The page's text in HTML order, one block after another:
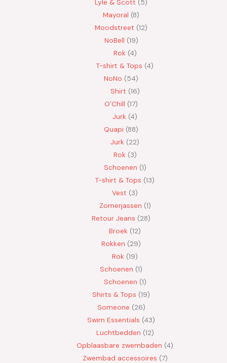
Lyle & Scott
5
Mayoral 8
Moodstreet 12
NoBell 19
Rok 4
T-shirt & Tops 4
NoNo
54
Shirt 16
O'Chill 17
Jurk 4
Quapi 88
Jurk 22
Rok 3
Schoenen 1
T-shirt & Tops 13
Vest
3
Zomerjassen 1
Retour Jeans
28
Broek 12
Rokken
29
Rok 19
Schoenen 1
Schoenen 1
Shirts & Tops 19
Someone 26
Swim Essentials 43
Luchtbedden 12
Opblaasbare zwembaden 4
Zwembad accessoires 7